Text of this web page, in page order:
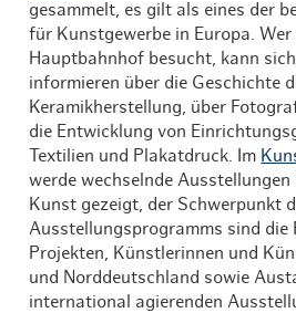
gesammelt, es gilt als eines der
für Kunstgewerbe in Europa.
Hauptbahnhof besucht, kann
informieren über die Geschichte
Keramikherstellung, über
die Entwicklung von
Textilien und Plakatdruck. Im
werde wechselnde
Kunst gezeigt, der Schwerpunkt
Ausstellungsprogramms sind die
Projekten, Künstlerinnen und
und Norddeutschland sowie
international agierenden